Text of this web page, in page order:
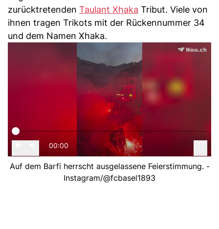
zurücktretenden Taulant Xhaka Tribut. Viele von
ihnen tragen Trikots mit der Rückennummer 34
und dem Namen Xhaka.
00:00
Auf dem Barfi herrscht ausgelassene Feierstimmung. -
Instagram/@fcbasel1893